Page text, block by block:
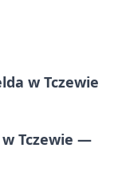
w Tczewie
Tczewie —